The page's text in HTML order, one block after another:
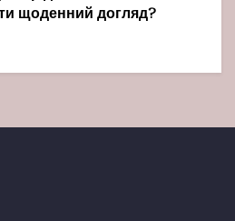
щоденний догляд?